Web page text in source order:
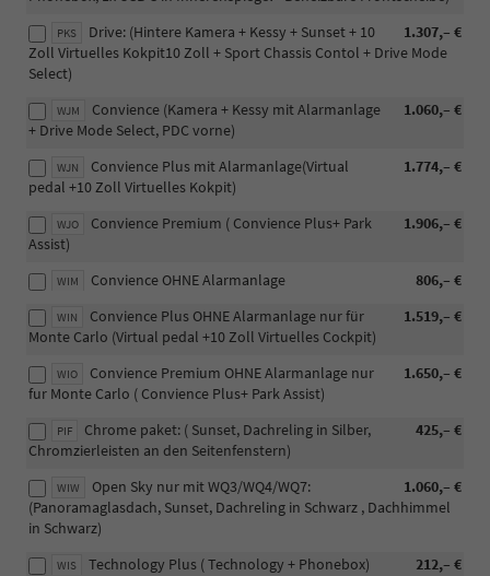
PKS 1.307,– €
Drive: (Hintere Kamera + Kessy + Sunset + 10
Zoll Virtuelles Kokpit10 Zoll + Sport Chassis Contol + Drive Mode
Select)
WJM 1.060,– €
Convience (Kamera + Kessy mit Alarmanlage
+ Drive Mode Select, PDC vorne)
WJN 1.774,– €
Convience Plus mit Alarmanlage(Virtual
pedal +10 Zoll Virtuelles Kokpit)
WJO 1.906,– €
Convience Premium ( Convience Plus+ Park
Assist)
WIM 806,– €
Convience OHNE Alarmanlage
WIN 1.519,– €
Convience Plus OHNE Alarmanlage nur für
Monte Carlo (Virtual pedal +10 Zoll Virtuelles Cockpit)
WIO 1.650,– €
Convience Premium OHNE Alarmanlage nur
fur Monte Carlo ( Convience Plus+ Park Assist)
PIF 425,– €
Chrome paket: ( Sunset, Dachreling in Silber,
Chromzierleisten an den Seitenfenstern)
WIW 1.060,– €
Open Sky nur mit WQ3/WQ4/WQ7:
(Panoramaglasdach, Sunset, Dachreling in Schwarz , Dachhimmel
in Schwarz)
WIS 212,– €
Technology Plus ( Technology + Phonebox)